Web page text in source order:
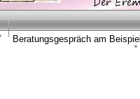
Beratungsgespräch am Beispiel